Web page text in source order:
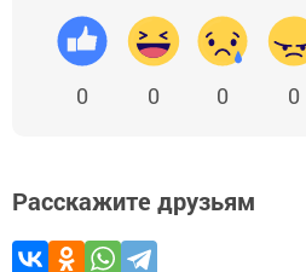
0 0 0 0
Расскажите друзьям